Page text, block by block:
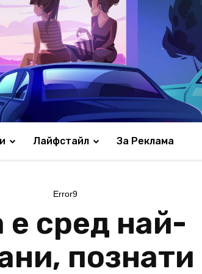
Лайфстайл За Реклама
Error9
е сред най-
познати